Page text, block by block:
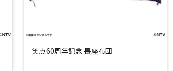
笑点60周年記念 長座布団